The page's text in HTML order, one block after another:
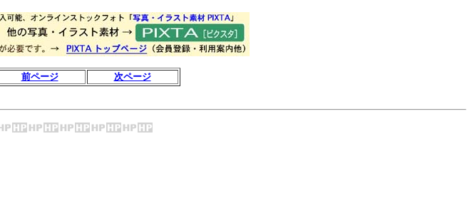
前ページ 次ページ